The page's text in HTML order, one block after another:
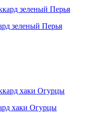
зеленый Перья
хаки Огурцы